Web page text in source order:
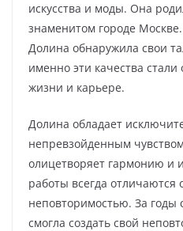
искусства и моды. Она
знаменитом городе
Долина обнаружила свои
именно эти качества
жизни и карьере.
Долина обладает
непревзойденным
олицетворяет гармонию и
работы всегда отличаются
неповторимостью. За годы
смогла создать свой